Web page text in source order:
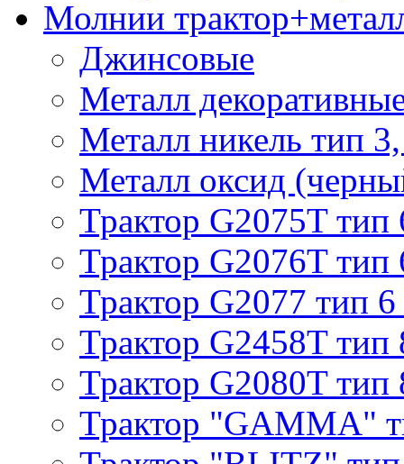
Молнии
Джинсовые
Металл
Металл никель тип
Металл оксид
Трактор G2075T тип
Трактор G2076T тип
Трактор G2077 тип 6
Трактор G2458T тип
Трактор G2080T тип
Трактор "GAMMA"